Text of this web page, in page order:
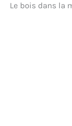
Le bois dans la